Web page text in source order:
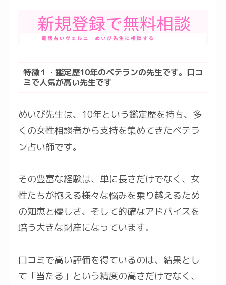
特徴１・鑑定歴10年のベテランの先生です。口コ
ミで人気が高い先生です
めいび先生は、10年という鑑定歴を持ち、多
くの女性相談者から支持を集めてきたベテラ
ン占い師です。
その豊富な経験は、単に長さだけでなく、女
性たちが抱える様々な悩みを乗り越えるため
の知恵と優しさ、そして的確なアドバイスを
培う大きな財産になっています。
口コミで高い評価を得ているのは、結果とし
て「当たる」という精度の高さだけでなく、